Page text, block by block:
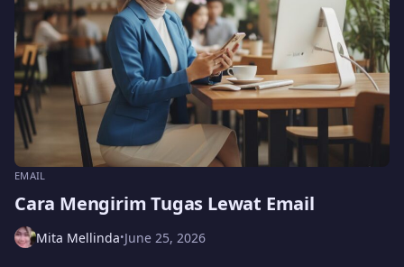
EMAIL
Cara Mengirim Tugas Lewat Email
Mita Mellinda•June 25, 2026